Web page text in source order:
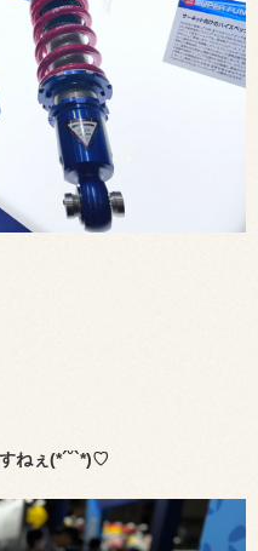
ねぇ(*´˘`*)♡